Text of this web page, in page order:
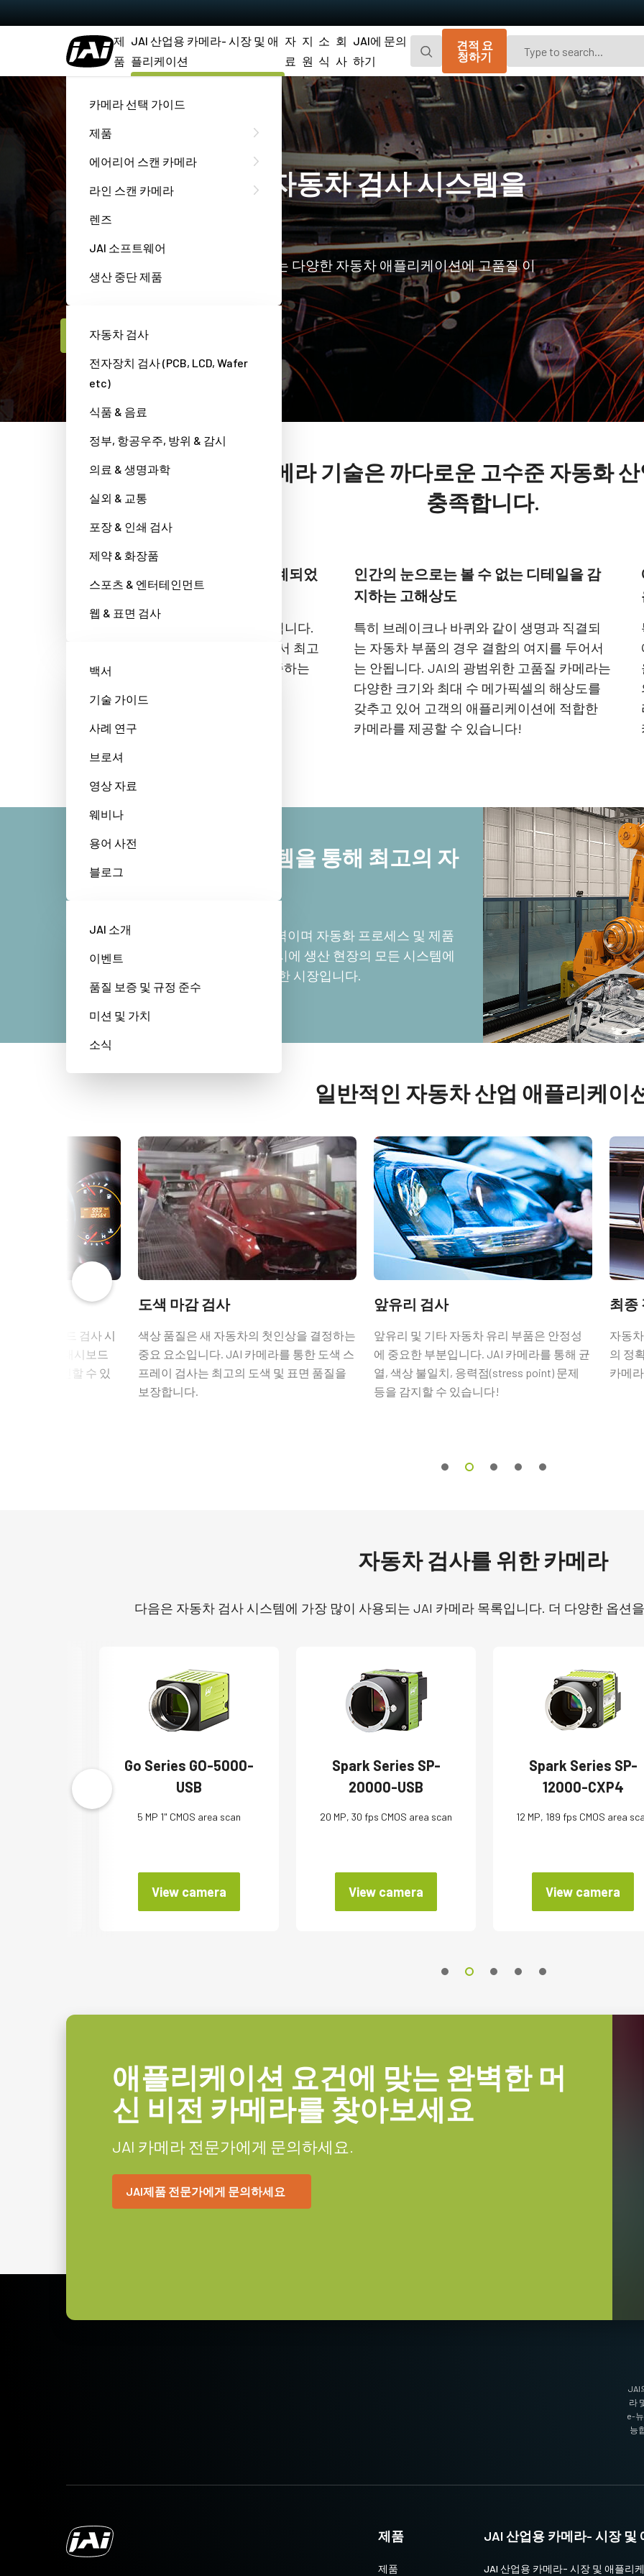
제
품
JAI 산업용 카메라- 시장 및 애
플리케이션
자
료
지
원
소
식
회
사
JAI에 문의
하기
견적 요
청하기
카메라 선택 가이드
제품
에어리어 스캔 카메라
라인 스캔 카메라
렌즈
JAI 소프트웨어
생산 중단 제품
Go-X 시리즈
광경로 먼지 차단을 위한 추가 방진 기능이
탑재된 매력적인 가격의 가볍고 컴팩트한
CMOS 에어리어 스캔 카메라.
Go 시리즈
편광 및 UV 고감도 모델이 포함된 JAI의 오
리지널 소형 CMOS 에어리어 스캔 카메라.
Spark 시리즈
고해상도, 높은 프레임 속도 및 뛰어난 이미
지 품질을 제공하는 고급 에어리어 스캔 카
메라.
Fusion 시리즈
가시광선 영역 및 NIR 영역에서 여러 스펙트
럼 대역을 동시에 캡처하기 위한 멀티 센서
에어리어 스캔 카메라
2개 또는 3개의 센서가 탑재된 맞춤형 멀티
스펙트럼 카메라(가시광선 및 근적외선).
기존 Bayer 카메라보다 뛰어난 색 재현성 및
공간 정밀도를 제공하는 3-CMOS 및 3-CCD
프리즘 기반 RGB 에어리어 스캔 카메라.
Apex 의료 & 생명
의료 및 생명 과학 분야 응용을 위한 색 정밀
도 및 깨끗한 이미지 품질의 궁극적 조합.
Sweep 시리즈
빠른 스캔 속도 및 뛰어난 이미지 품질을 제
공하는 흑백 및 3 라인(Trilinear) 라인 스캔 카
정밀도, 감도 및 멀티 스펙트럼 옵션을 결합
단파장 적외선(SWIR) 이미징용 단일 센서
싱글 센서 컬러
최신 Sony Pregius 센서와 같은 CMOS 센서
를 탑재한 다양한 컬러 싱글 센서 프로그레
싱글 센서 흑백
최신 Sony Pregius 센서와 같은 CMOS 센서
를 탑재한 다양한 흑백 싱글 센서 프로그레
단파장 적외선(SWIR) 이미징을 위한 단일 센
서 InGaAs 에어리어 스캔 카메라.
JAI는 특정 해상도, 속도 및 광학 요건에 적
합한 다양한 UV 고감도 프로그레시브 에어
리어 스캔 카메라를 제공합니다.
2 및 3 센서 컬러 + NIR (프리즘)
JAI의 멀티 스펙트럼 프리즘 카메라는 1개
광경로를 통해 가시광선과 NIR 광선 스펙트
럼의 동시 이미지를 제공합니다. (Fusion 시
리즈)
3 센서 – R-G-B (프리즘)
3-CMOS 프리즘 기반 RGB 에어리어 스캔 카
메라는 기존 Bayer 카메라보다 더 뛰어난 색
재현성을 제공합니다. (Apex 시리즈 및 Apex
의료 시리즈)
싱글 센서 흑백
단일 센서 SWIR
3 라인 컬러
3라인 카메라는 JAI의 프리즘 기술이 지원
하는 최고의 색상 정밀도가 필요하지 않은
애플리케이션에 탁월한 컬러 라인 스캔 성능
을 제공합니다. (Sweep 시리즈)
2 센서 SWIR (프리즘)
단파 적외선(SWIR)을 지원하는 프리즘 기반
듀얼 센서 InGaAs 라인 스캔 카메라. (Wave
시리즈)
3 센서 – R-G-B (프리즘)
최첨단 프리즘 기술이 적용된 3센서 CMOS
R-G-B 컬러 라인 스캔 카메라는 라인 스캔
컬러 이미징을 위한 최상의 성능, 정밀도 및
다용성을 제공합니다. (Sweep+ 시리즈)
4 센서 R-G-B+NIR (프리즘)
가시광선 스펙트럼의 R-G-B 이미지 데이터
와 근적외선(NIR) 광선 스펙트럼의 이미지
데이터를 동시에 캡처할 수 있도록 설계된 4
센서 라인 스캔 카메라. (Sweep+ 시리즈)
가시 스펙트럼의 R-G-B 이미지 데이터와단
파장 적외선(SWIR) 스펙트럼의 이미지 데이
터를 동시에 캡처하도록 설계된 4센서 라인
자동차 검사
전자장치 검사 (PCB, LCD, Wafer
etc)
식품 & 음료
정부, 항공우주, 방위 & 감시
의료 & 생명과학
실외 & 교통
포장 & 인쇄 검사
제약 & 화장품
스포츠 & 엔터테인먼트
웹 & 표면 검사
백서
기술 가이드
사례 연구
브로셔
영상 자료
웨비나
용어 사전
블로그
JAI 소개
이벤트
품질 보증 및 규정 준수
미션 및 가치
소식
빠르고 안정적인 자동차 검사 시스템을
위한 JAI 카메라
우수한 품질을 자랑하는 JAI 카메라는 다양한 자동차 애플리케이션에 고품질 이
미지를 제공합니다.
JAI제품 전문가에게 문의하세요
JAI 카메라 기술은 까다로운 고수준 자동화
충족합니다.
JAI 카메라는 산업 환경을 위해 설계되었
습니다.
자동차는 혹독한 산업 환경에서 제조됩니다.
진동 및 충격, MTBF 및 온도 등급 면에서 최고
의 성능을 갖춘 JAI는 요구 조건을 충족하는
인간의 눈으로는 볼 수 없는 디테일을 감
지하는 고해상도
특히 브레이크나 바퀴와 같이 생명과 직결되
는 자동차 부품의 경우 결함의 여지를 두어서
는 안됩니다. JAI의 광범위한 고품질 카메라는
다양한 크기와 최대 수 메가픽셀의 해상도를
갖추고 있어 고객의 애플리케이션에 적합한
카메라를 제공할 수 있습니다!
뛰어난 머신 비전 시스템을 통해 최고의 자
자동차 산업은 오늘날 경제의 주요 동력이며 자동화 프로세스 및 제품
품질 개발을 이끌어가고 있습니다. 동시에 생산 현장의 모든 시스템에
영향을 미칠 수 있는 비용에 매우 민감한 시장입니다.
일반적인 자동차 산업 애플리케이
동차 대시보드 검사 시
또는 모든 대시보드
항목을 확인할 수 있
도색 마감 검사
색상 품질은 새 자동차의 첫인상을 결정하는
중요 요소입니다. JAI 카메라를 통한 도색 스
프레이 검사는 최고의 도색 및 표면 품질을
보장합니다.
앞유리 검사
앞유리 및 기타 자동차 유리 부품은 안정성
에 중요한 부분입니다. JAI 카메라를 통해 균
열, 색상 불일치, 응력점(stress point) 문제
등을 감지할 수 있습니다!
최종
자동
의 정
카메
자동차 검사를 위한 카메라
다음은 자동차 검사 시스템에 가장 많이 사용되는 JAI 카메라 목록입니다. 더 다양한 옵션
Go Series GO-5000-
USB
5 MP 1" CMOS area scan
View camera
Spark Series SP-
20000-USB
20 MP, 30 fps CMOS area scan
View camera
Spark Series SP-
12000-CXP4
12 MP, 189 fps CMOS area
View camera
애플리케이션 요건에 맞는 완벽한 머
신 비전 카메라를 찾아보세요
JAI 카메라 전문가에게 문의하세요.
JAI제품 전문가에게 문의하세요
JAI
라
e-
능
제품
제품
JAI 산업용 카메라- 시장 및
JAI 산업용 카메라- 시장 및 애플리